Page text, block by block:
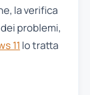
la verifica
problemi,
11 lo tratta